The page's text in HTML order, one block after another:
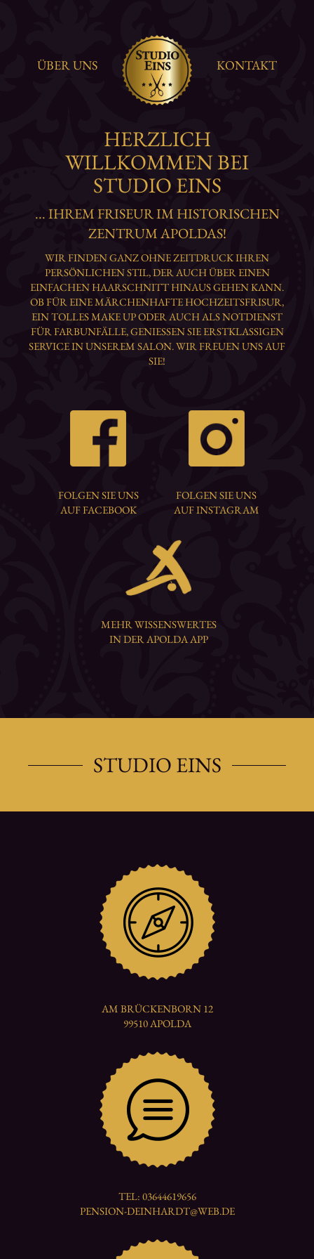
KONTAKT
ÜBER UNS
HERZLICH
WILLKOMMEN BEI
STUDIO EINS
... IHREM FRISEUR IM HISTORISCHEN
ZENTRUM APOLDAS!
WIR FINDEN GANZ OHNE ZEITDRUCK IHREN
PERSÖNLICHEN STIL, DER AUCH ÜBER EINEN
EINFACHEN HAARSCHNITT HINAUS GEHEN KANN.
OB FÜR EINE MÄRCHENHAFTE HOCHZEITSFRISUR,
EIN TOLLES MAKE UP ODER AUCH ALS NOTDIENST
FÜR FARBUNFÄLLE, GENIESSEN SIE ERSTKLASSIGEN S
ERVICE IN UNSEREM SALON. WIR FREUEN UNS AUF S
IE!
FOLGEN SIE UNS
AUF FACEBOOK
FOLGEN SIE UNS
AUF INSTAGRAM
MEHR WISSENSWERTES
IN DER APOLDA APP
STUDIO EINS
AM BRÜCKENBORN 12
99510 APOLDA
TEL: 03644619656
PENSION-DEINHARDT@WEB.DE